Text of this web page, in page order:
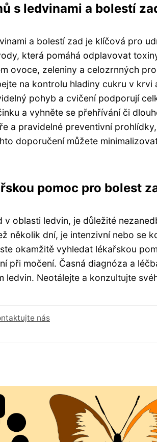
s ledvinami a bolestí
a bolestí zad je klíčová pro
která pomáhá odplavovat
ovoce, zeleniny a celozrnných
na kontrolu hladiny cukru v
pohyb a cvičení podporují
a vyhněte se přehřívání či
a pravidelné preventivní
doporučení můžete
pomoc pro bolest
v oblasti ledvin, je důležité
několik dní, je intenzivní nebo se
okamžitě vyhledat lékařskou
při močení. Časná diagnóza a
ledvin. Neotálejte a konzultujte
nás